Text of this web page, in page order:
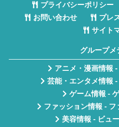
プライバシーポリシー
お問い合わせ
プレ
サイト
グループメ
アニメ・漫画情報
芸能・エンタメ情報
ゲーム情報 -
ファッション情報 - フ
美容情報 - ビュ